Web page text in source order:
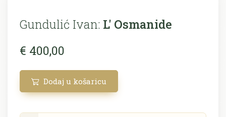
Gundulić Ivan: L' Osmanide
€ 400,00
Dodaj u košaricu